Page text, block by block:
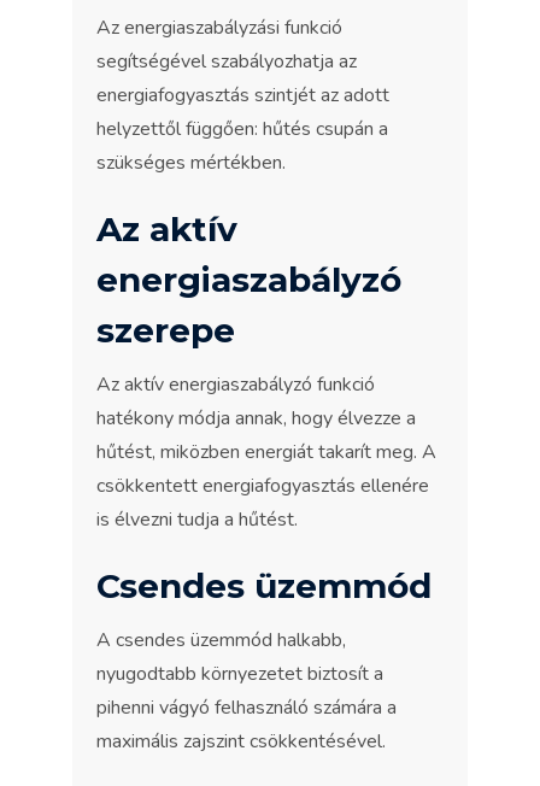
Az energiaszabályzási funkció
segítségével szabályozhatja az
energiafogyasztás szintjét az adott
helyzettől függően: hűtés csupán a
szükséges mértékben.
Az aktív
energiaszabályzó
szerepe
Az aktív energiaszabályzó funkció
hatékony módja annak, hogy élvezze a
hűtést, miközben energiát takarít meg. A
csökkentett energiafogyasztás ellenére
is élvezni tudja a hűtést.
Csendes üzemmód
A csendes üzemmód halkabb,
nyugodtabb környezetet biztosít a
pihenni vágyó felhasználó számára a
maximális zajszint csökkentésével.